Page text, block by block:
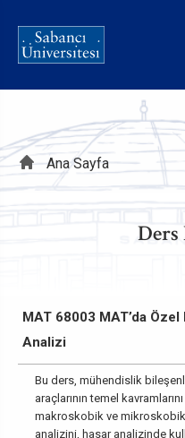
Sayfa
yolu
Ana Sayfa
MAT 68003 MAT’da
Analizi
Bu ders, mühendislik
araçlarının temel
makroskobik ve mikroskobik
analizini, hasar analizinde